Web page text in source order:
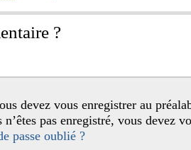
?
vous n’êtes pas enregistré, vous devez
passe oublié ?